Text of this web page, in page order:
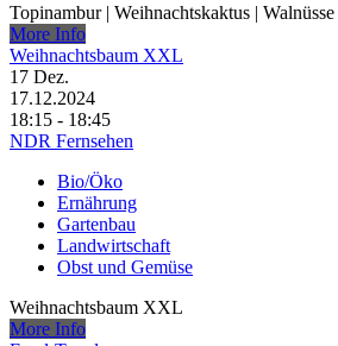
Topinambur | Weihnachtskaktus | Walnüsse
More Info
Weihnachtsbaum XXL
17 Dez.
17.12.2024
18:15 - 18:45
NDR Fernsehen
Bio/Öko
Ernährung
Gartenbau
Landwirtschaft
Obst und Gemüse
Weihnachtsbaum XXL
More Info